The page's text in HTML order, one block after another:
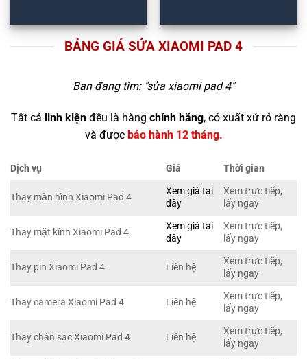
BẢNG GIÁ SỬA XIAOMI PAD 4
Bạn đang tìm: "sửa xiaomi pad 4"
Tất cả linh kiện đều là hàng chính hãng, có xuất xứ rõ ràng
và được bảo hành 12 tháng.
Dịch vụ Giá Thời gian
Thay màn hình Xiaomi Pad 4
Xem giá tại
đây
Xem trực tiếp,
lấy ngay
Thay mặt kính Xiaomi Pad 4
Xem giá tại
đây
Xem trực tiếp,
lấy ngay
Thay pin Xiaomi Pad 4 Liên hệ
Xem trực tiếp,
lấy ngay
Thay camera Xiaomi Pad 4 Liên hệ
Xem trực tiếp,
lấy ngay
Thay chân sạc Xiaomi Pad 4 Liên hệ
Xem trực tiếp,
lấy ngay